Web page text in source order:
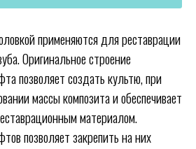
применяются для реставрации
Оригинальное строение
позволяет создать культю, при
массы композита и обеспечивает
материалом.
позволяет закрепить на них